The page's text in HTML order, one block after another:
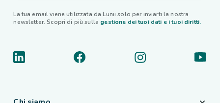
La tua email viene utilizzata da Lunii solo per inviarti la nostra
newsletter. Scopri di più sulla gestione dei tuoi dati e i tuoi diritti.